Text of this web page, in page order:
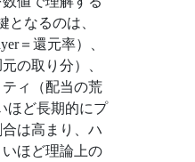
となるのは、
＝還元率）、
の取り分）、
ィ（配当の荒
ほど長期的にプ
は高まり、ハ
ほど理論上の